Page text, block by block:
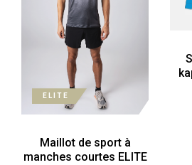
ELITE
Maillot de sport à
manches courtes ELITE